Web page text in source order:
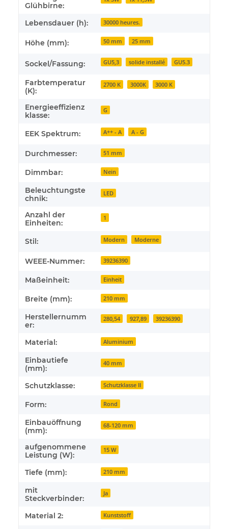
Glühbirne:
Lebensdauer (h): 30000 heures.
Höhe (mm): 50 mm 25 mm
Sockel/Fassung: GU5,3 solide installé GU5.3
Farbtemperatur
(K):
2700 K 3000K 3000 K
Energieeffizienz
klasse:
G
EEK Spektrum: A++ - A A - G
Durchmesser: 51 mm
Dimmbar: Nein
Beleuchtungste
chnik:
LED
Anzahl der
Einheiten:
1
Stil: Modern Moderne
WEEE-Nummer: 39236390
Maßeinheit: Einheit
Breite (mm): 210 mm
Herstellernumm
er:
280,54 927,89 39236390
Material: Aluminium
Einbautiefe
(mm):
40 mm
Schutzklasse: Schutzklasse II
Form: Rond
Einbauöffnung
(mm):
68-120 mm
aufgenommene
Leistung (W):
15 W
Tiefe (mm): 210 mm
mit
Steckverbinder:
Ja
Material 2: Kunststoff